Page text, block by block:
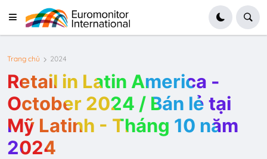
Trang chủ 2024
Retail in Latin America -
October 2024 / Bán lẻ tại
Mỹ Latinh - Tháng 10 năm
2024